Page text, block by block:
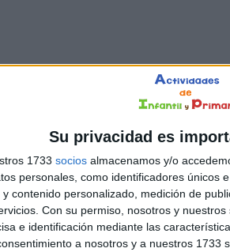
Su privacidad es
1733 socios almacenamos y/o
personales, como identificadores únicos
contenido personalizado, medición de
Con su permiso, nosotros y
e identificación mediante las
a nosotros y a nuestros 1733